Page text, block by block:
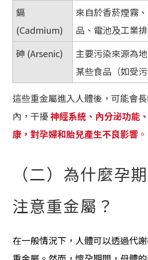
鎘
(Cadmium)
來自於香菸煙霧
品、電池及工業排
砷 (Arsenic)
主要污染來源為
某些食品（如受污
這些重金屬進入人體後，可能會
內，干擾神經系統、內分泌功能
康，對孕婦和胎兒產生不良影響 。
（二）為什麼孕
注意重金屬？
在一般情況下，人體可以透過代